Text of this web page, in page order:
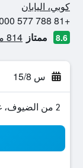
كوبي، اليابان
+81 788 577 000
8.6 ممتاز 814 من التقييمات تم التحقق منها
س 15/8
2 من الضيوف، غرفة واحدة